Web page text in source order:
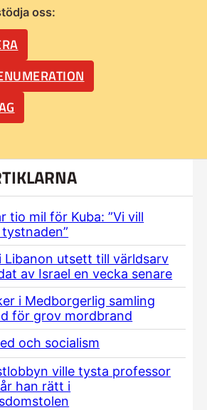
oss:
tio mil för Kuba: ”Vi vill
Libanon utsett till världsarv
av Israel en vecka senare
i Medborgerlig samling
för grov mordbrand
och socialism
ville tysta professor
han rätt i